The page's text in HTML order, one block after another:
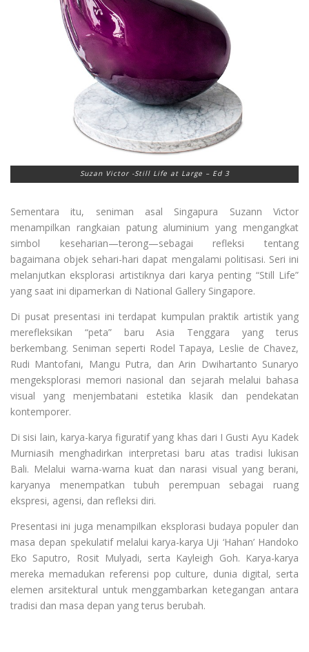
Suzan Victor -Still Life at Large – Ed 3
Sementara itu, seniman asal Singapura Suzann Victor
menampilkan rangkaian patung aluminium yang mengangkat
simbol keseharian—terong—sebagai refleksi tentang
bagaimana objek sehari-hari dapat mengalami politisasi. Seri ini
melanjutkan eksplorasi artistiknya dari karya penting “Still Life”
yang saat ini dipamerkan di National Gallery Singapore.
Di pusat presentasi ini terdapat kumpulan praktik artistik yang
merefleksikan “peta” baru Asia Tenggara yang terus
berkembang. Seniman seperti Rodel Tapaya, Leslie de Chavez,
Rudi Mantofani, Mangu Putra, dan Arin Dwihartanto Sunaryo
mengeksplorasi memori nasional dan sejarah melalui bahasa
visual yang menjembatani estetika klasik dan pendekatan
kontemporer.
Di sisi lain, karya-karya figuratif yang khas dari I Gusti Ayu Kadek
Murniasih menghadirkan interpretasi baru atas tradisi lukisan
Bali. Melalui warna-warna kuat dan narasi visual yang berani,
karyanya menempatkan tubuh perempuan sebagai ruang
ekspresi, agensi, dan refleksi diri.
Presentasi ini juga menampilkan eksplorasi budaya populer dan
masa depan spekulatif melalui karya-karya Uji ‘Hahan’ Handoko
Eko Saputro, Rosit Mulyadi, serta Kayleigh Goh. Karya-karya
mereka memadukan referensi pop culture, dunia digital, serta
elemen arsitektural untuk menggambarkan ketegangan antara
tradisi dan masa depan yang terus berubah.